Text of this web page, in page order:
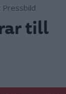
Pressbild
till